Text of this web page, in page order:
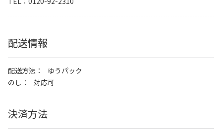
配送情報
配送方法
ゆうパック
のし
対応可
決済方法